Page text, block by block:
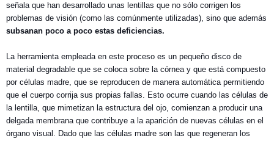
señala que han desarrollado unas lentillas que no sólo corrigen los
problemas de visión (como las comúnmente utilizadas), sino que además
subsanan poco a poco estas deficiencias.
La herramienta empleada en este proceso es un pequeño disco de
material degradable que se coloca sobre la córnea y que está compuesto
por células madre, que se reproducen de manera automática permitiendo
que el cuerpo corrija sus propias fallas. Esto ocurre cuando las células de
la lentilla, que mimetizan la estructura del ojo, comienzan a producir una
delgada membrana que contribuye a la aparición de nuevas células en el
órgano visual. Dado que las células madre son las que regeneran los